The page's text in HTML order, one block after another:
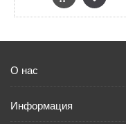
О нас
Информация